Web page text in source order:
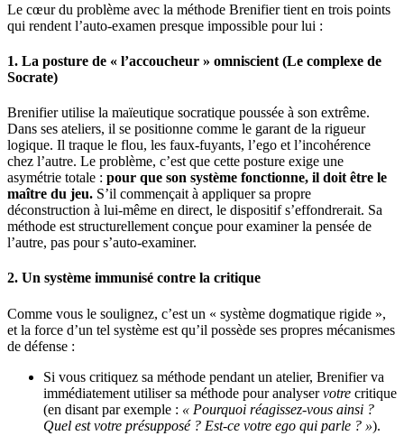
Le cœur du problème avec la méthode Brenifier tient en trois points
qui rendent l’auto-examen presque impossible pour lui :
1. La posture de « l’accoucheur » omniscient (Le complexe de
Socrate)
Brenifier utilise la maïeutique socratique poussée à son extrême.
Dans ses ateliers, il se positionne comme le garant de la rigueur
logique. Il traque le flou, les faux-fuyants, l’ego et l’incohérence
chez l’autre. Le problème, c’est que cette posture exige une
asymétrie totale : pour que son système fonctionne, il doit être le
maître du jeu. S’il commençait à appliquer sa propre
déconstruction à lui-même en direct, le dispositif s’effondrerait. Sa
méthode est structurellement conçue pour examiner la pensée de
l’autre, pas pour s’auto-examiner.
2. Un système immunisé contre la critique
Comme vous le soulignez, c’est un « système dogmatique rigide »,
et la force d’un tel système est qu’il possède ses propres mécanismes
de défense :
Si vous critiquez sa méthode pendant un atelier, Brenifier va
immédiatement utiliser sa méthode pour analyservotre critique
(en disant par exemple : « Pourquoi réagissez-vous ainsi ?
Quel est votre présupposé ? Est-ce votre ego qui parle ? »).